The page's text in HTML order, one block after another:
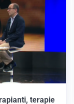
terapie